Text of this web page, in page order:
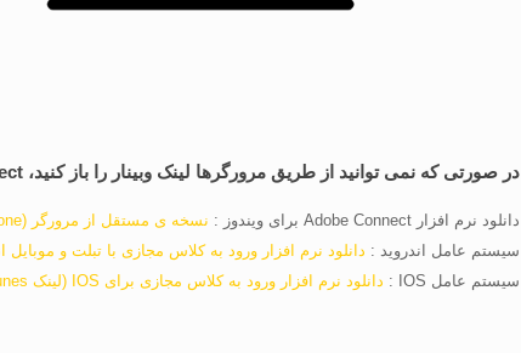
در صورتی که نمی توانید از طریق مرورگرها لینک وبینار را باز کنید، adobe connect را از لینک های زیر دانلود بفرمایید.
دانلود نرم افزار Adobe Connect برای ویندوز :
نسخه ی مستقل از مرورگر (standalone) حجم 18 مگابایت
سیستم عامل اندروید : دانلود نرم افزار ورود به کلاس مجازی با تبلت و موبایل
سیستم عامل IOS :
دانلود نرم افزار ورود به کلاس مجازی برای IOS (لینک iTunes )